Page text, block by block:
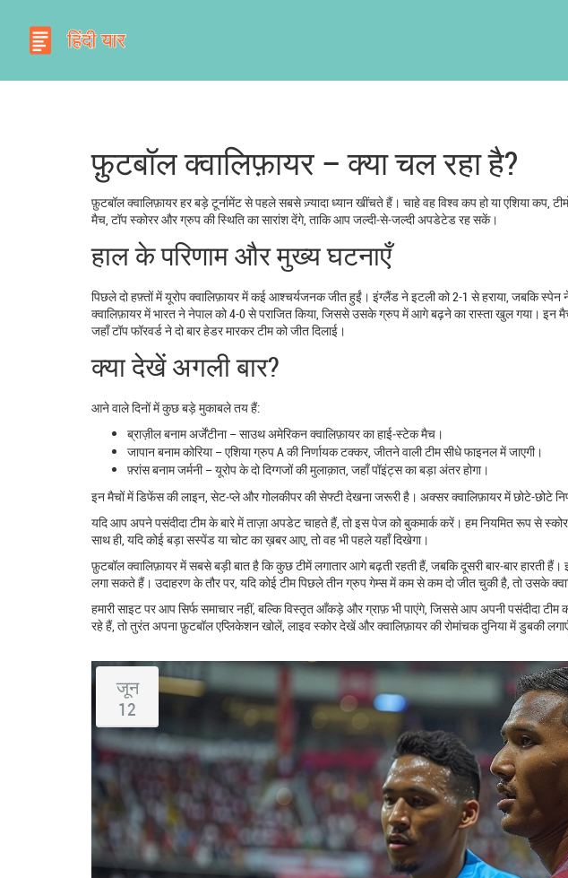
फ़ुटबॉल क्वालिफ़ायर – क्या चल रहा है?
फ़ुटबॉल क्वालिफ़ायर हर बड़े टूर्नामेंट से पहले सबसे ज़्यादा ध्यान खींचते हैं। चाहे वह विश्व कप हो या एशिया
मैच, टॉप स्कोरर और ग्रुप की स्थिति का सारांश देंगे, ताकि आप जल्दी‑से‑जल्दी अपडेटेड रह सकें।
हाल के परिणाम और मुख्य घटनाएँ
पिछले दो हफ़्तों में यूरोप क्वालिफ़ायर में कई आश्चर्यजनक जीत हुईं। इंग्लैंड ने इटली को 2-1 से हराया, जबकि स्पेन
क्वालिफ़ायर में भारत ने नेपाल को 4-0 से पराजित किया, जिससे उसके ग्रुप में आगे बढ़ने का रास्ता खुल गया। इन
जहाँ टॉप फॉरवर्ड ने दो बार हेडर मारकर टीम को जीत दिलाई।
क्या देखें अगली बार?
आने वाले दिनों में कुछ बड़े मुकाबले तय हैं:
ब्राज़ील बनाम अर्जेंटीना – साउथ अमेरिकन क्वालिफ़ायर का हाई‑स्टेक मैच।
जापान बनाम कोरिया – एशिया ग्रुप A की निर्णायक टक्कर, जीतने वाली टीम सीधे फाइनल में जाएगी।
फ़्रांस बनाम जर्मनी – यूरोप के दो दिग्गजों की मुलाक़ात, जहाँ पॉइंट्स का बड़ा अंतर होगा।
इन मैचों में डिफेंस की लाइन, सेट‑प्ले और गोलकीपर की सेफ्टी देखना जरूरी है। अक्सर क्वालिफ़ायर में छोटे-छोटे
यदि आप अपने पसंदीदा टीम के बारे में ताज़ा अपडेट चाहते हैं, तो इस पेज को बुकमार्क करें। हम नियमित रूप से
साथ ही, यदि कोई बड़ा सस्पेंड या चोट का ख़बर आए, तो वह भी पहले यहाँ दिखेगा।
फ़ुटबॉल क्वालिफ़ायर में सबसे बड़ी बात है कि कुछ टीमें लगातार आगे बढ़ती रहती हैं, जबकि दूसरी बार‑बार
लगा सकते हैं। उदाहरण के तौर पर, यदि कोई टीम पिछले तीन ग्रुप गेम्स में कम से कम दो जीत चुकी है, तो उसके
हमारी साइट पर आप सिर्फ समाचार नहीं, बल्कि विस्तृत आँकड़े और ग्राफ़ भी पाएंगे, जिससे आप अपनी पसंदीदा
रहे हैं, तो तुरंत अपना फ़ुटबॉल एप्लिकेशन खोलें, लाइव स्कोर देखें और क्वालिफ़ायर की रोमांचक दुनिया में डुबकी
जून
12